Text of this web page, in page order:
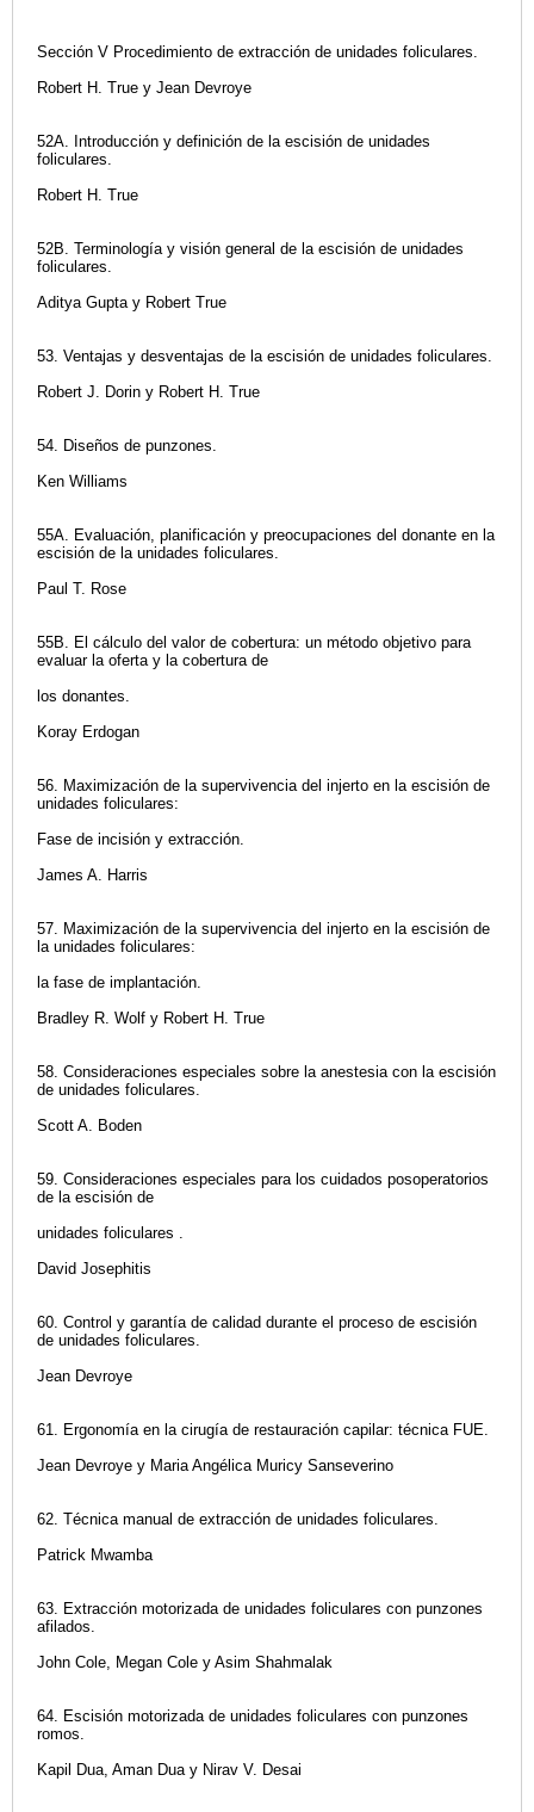
Sección V Procedimiento de extracción de unidades foliculares.
Robert H. True y Jean Devroye
52A. Introducción y definición de la escisión de unidades
foliculares.
Robert H. True
52B. Terminología y visión general de la escisión de unidades
foliculares.
Aditya Gupta y Robert True
53. Ventajas y desventajas de la escisión de unidades foliculares.
Robert J. Dorin y Robert H. True
54. Diseños de punzones.
Ken Williams
55A. Evaluación, planificación y preocupaciones del donante en la
escisión de la unidades foliculares.
Paul T. Rose
55B. El cálculo del valor de cobertura: un método objetivo para
evaluar la oferta y la cobertura de
los donantes.
Koray Erdogan
56. Maximización de la supervivencia del injerto en la escisión de
unidades foliculares:
Fase de incisión y extracción.
James A. Harris
57. Maximización de la supervivencia del injerto en la escisión de
la unidades foliculares:
la fase de implantación.
Bradley R. Wolf y Robert H. True
58. Consideraciones especiales sobre la anestesia con la escisión
de unidades foliculares.
Scott A. Boden
59. Consideraciones especiales para los cuidados posoperatorios
de la escisión de
unidades foliculares .
David Josephitis
60. Control y garantía de calidad durante el proceso de escisión
de unidades foliculares.
Jean Devroye
61. Ergonomía en la cirugía de restauración capilar: técnica FUE.
Jean Devroye y Maria Angélica Muricy Sanseverino
62. Técnica manual de extracción de unidades foliculares.
Patrick Mwamba
63. Extracción motorizada de unidades foliculares con punzones
afilados.
John Cole, Megan Cole y Asim Shahmalak
64. Escisión motorizada de unidades foliculares con punzones
romos.
Kapil Dua, Aman Dua y Nirav V. Desai